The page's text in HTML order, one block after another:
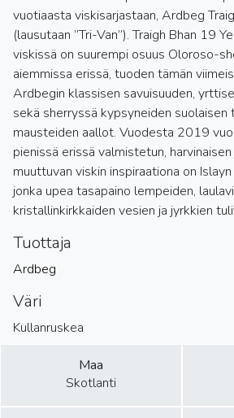
vuotiaasta viskisarjastaan, Ardbeg
(lausutaan ”Tri-Van”). Traigh Bhan 19
viskissä on suurempi osuus Oloroso-
aiemmissa erissä, tuoden tämän
Ardbegin klassisen savuisuuden,
sekä sherryssä kypsyneiden suolaisen
mausteiden aallot. Vuodesta 2019
pienissä erissä valmistetun,
muuttuvan viskin inspiraationa on Islayn
jonka upea tasapaino lempeiden,
kristallinkirkkaiden vesien ja jyrkkien
Tuottaja
Ardbeg
Väri
Kullanruskea
Maa
Skotlanti